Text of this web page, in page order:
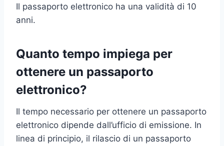
Il passaporto elettronico ha una validità di 10
anni.
Quanto tempo impiega per
ottenere un passaporto
elettronico?
Il tempo necessario per ottenere un passaporto
elettronico dipende dall’ufficio di emissione. In
linea di principio, il rilascio di un passaporto